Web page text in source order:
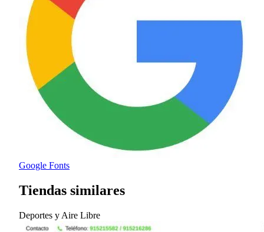
Google Fonts
Tiendas similares
Deportes y Aire Libre